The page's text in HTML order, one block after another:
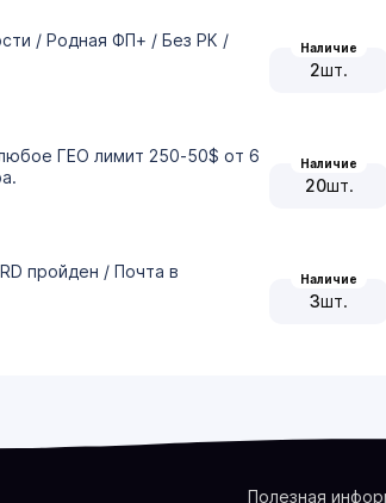
/ Родная ФП+ / Без РК /
Наличие
2шт.
ГЕО лимит 250-50$ от 6
Наличие
20шт.
пройден / Почта в
Наличие
3шт.
Полезная